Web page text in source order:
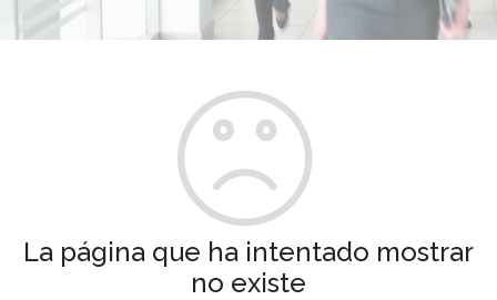
La página que ha intentado mostrar
no existe